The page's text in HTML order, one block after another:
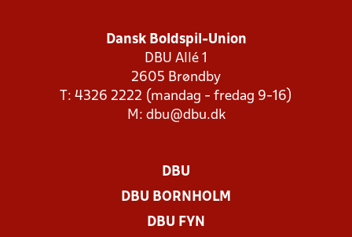
Dansk Boldspil-Union
DBU Allé 1
2605 Brøndby
T: 4326 2222 (mandag - fredag 9-16)
M: dbu@dbu.dk
DBU
DBU BORNHOLM
DBU FYN